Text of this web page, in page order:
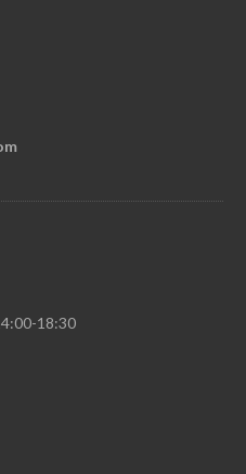
18:30